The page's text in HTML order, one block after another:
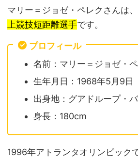
マリー＝ジョゼ・ペレクさんは
上競技短距離選手です。
プロフィール
名前：マリー＝ジョゼ・
生年月日：1968年5月9日
出身地：グアドループ・
身長：180cm
1996年アトランタオリンピック